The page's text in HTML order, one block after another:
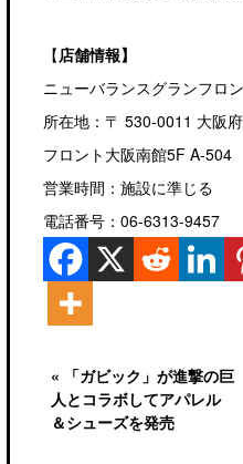
【店舗情報】
ニューバランスグランフロ
所在地：〒 530-0011 大阪
フロント大阪南館5F A-504
営業時間：施設に準じる
電話番号：06-6313-9457
« 「ガビック」が進撃の巨
人とコラボしてアパレル
＆シューズを発売